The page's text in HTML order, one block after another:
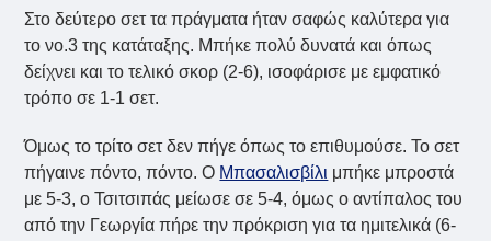
Στο δεύτερο σετ τα πράγματα ήταν σαφώς καλύτερα για
το νο.3 της κατάταξης. Μπήκε πολύ δυνατά και όπως
δείχνει και το τελικό σκορ (2-6), ισοφάρισε με εμφατικό
τρόπο σε 1-1 σετ.
Όμως το τρίτο σετ δεν πήγε όπως το επιθυμούσε. Το σετ
πήγαινε πόντο, πόντο. Ο Μπασαλισβίλι μπήκε μπροστά
με 5-3, ο Τσιτσιπάς μείωσε σε 5-4, όμως ο αντίπαλος του
από την Γεωργία πήρε την πρόκριση για τα ημιτελικά (6-